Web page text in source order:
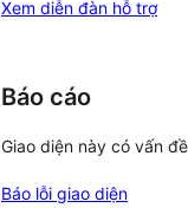
Xem diễn đàn hỗ trợ
Báo cáo
Giao diện này có vấn
Báo lỗi giao diện